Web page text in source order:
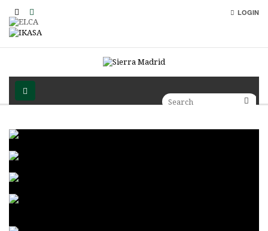
LOGIN